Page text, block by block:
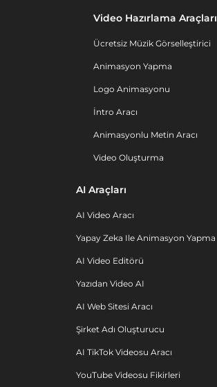
Video Hazırlama Araçları
Ücretsiz Müzik Görselleştirici
Animasyon Yapma
Logo Animasyonu
İntro Aracı
Animasyonlu Metin Aracı
Video Oluşturma
AI Araçları
AI Video Aracı
Yapay Zeka Ile Animasyon Yapma
AI Video Editörü
Yazıdan Video AI
AI Web Sitesi Aracı
Şirket Adı Oluşturucu
AI TikTok Videosu Aracı
YouTube Videosu Fikirleri